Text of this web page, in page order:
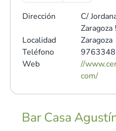
Dirección C/
Localidad
Zaragoza
Teléfono
Web
//
com/
Bar Casa